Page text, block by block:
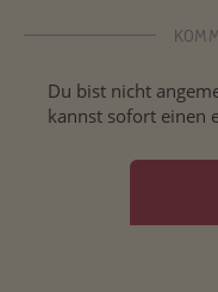
Du bist nicht
kannst sofort einen